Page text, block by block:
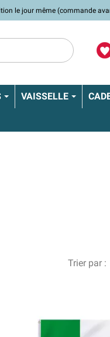
le jour même (commande
VAISSELLE
Trier par :